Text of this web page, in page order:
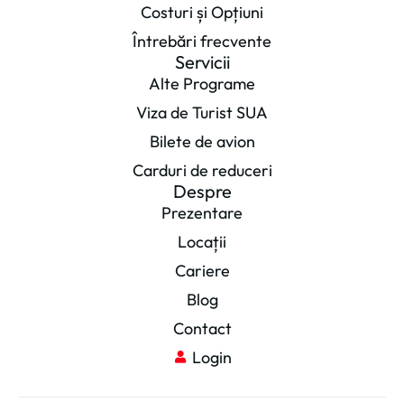
Costuri și Opțiuni
Întrebări frecvente
Servicii
Alte Programe
Viza de Turist SUA
Bilete de avion
Carduri de reduceri
Despre
Prezentare
Locații
Cariere
Blog
Contact
Login